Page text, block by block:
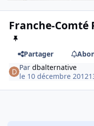
Franche-Comté
Partager
Pardbalternative
le 10 décembre 2012